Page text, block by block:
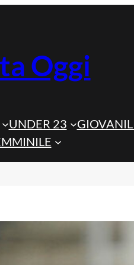
Oggi
UNDER 23